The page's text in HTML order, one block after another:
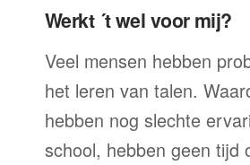
Werkt ´t wel voor mij?
Veel mensen hebben
het leren van talen.
hebben nog slechte
school, hebben geen tijd